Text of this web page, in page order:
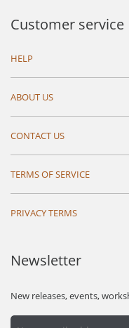
Customer service
HELP
ABOUT US
CONTACT US
TERMS OF SERVICE
PRIVACY TERMS
Newsletter
New releases, events,